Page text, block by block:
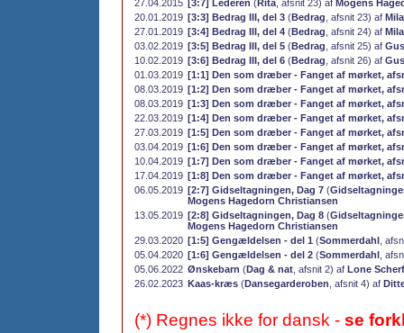
27.04.2015 [3:7] Lederen (Rita , afsnit 23) af Mogens
20.01.2019 [3:3] Bedrag III, del 3 (Bedrag , afsnit 23) af
27.01.2019 [3:4] Bedrag III, del 4 (Bedrag , afsnit 24) af
03.02.2019 [3:5] Bedrag III, del 5 (Bedrag , afsnit 25) af
10.02.2019 [3:6] Bedrag III, del 6 (Bedrag , afsnit 26) af
01.03.2019 [1:1] Den som dræber - Fanget af mørket,
08.03.2019 [1:2] Den som dræber - Fanget af mørket,
08.03.2019 [1:3] Den som dræber - Fanget af mørket,
22.03.2019 [1:4] Den som dræber - Fanget af mørket,
27.03.2019 [1:5] Den som dræber - Fanget af mørket,
03.04.2019 [1:6] Den som dræber - Fanget af mørket,
10.04.2019 [1:7] Den som dræber - Fanget af mørket,
17.04.2019 [1:8] Den som dræber - Fanget af mørket,
06.05.2019 [2:7] Gidseltagningen, Dag 7 (
Mogens Hagedorn Christiansen
13.05.2019 [2:8] Gidseltagningen, Dag 8 (
Mogens Hagedorn Christiansen
29.03.2020 [1:5] Gengældelsen - del 1 (Sommerdahl ,
05.04.2020 [1:6] Gengældelsen - del 2 (Sommerdahl ,
05.06.2022 Ønskebarn (Dag & nat , afsnit 2) af Lone
26.02.2023 Kaas-kræs (Dansegarderoben , afsnit 4) af
(*) Regnes ikke for dansk - se